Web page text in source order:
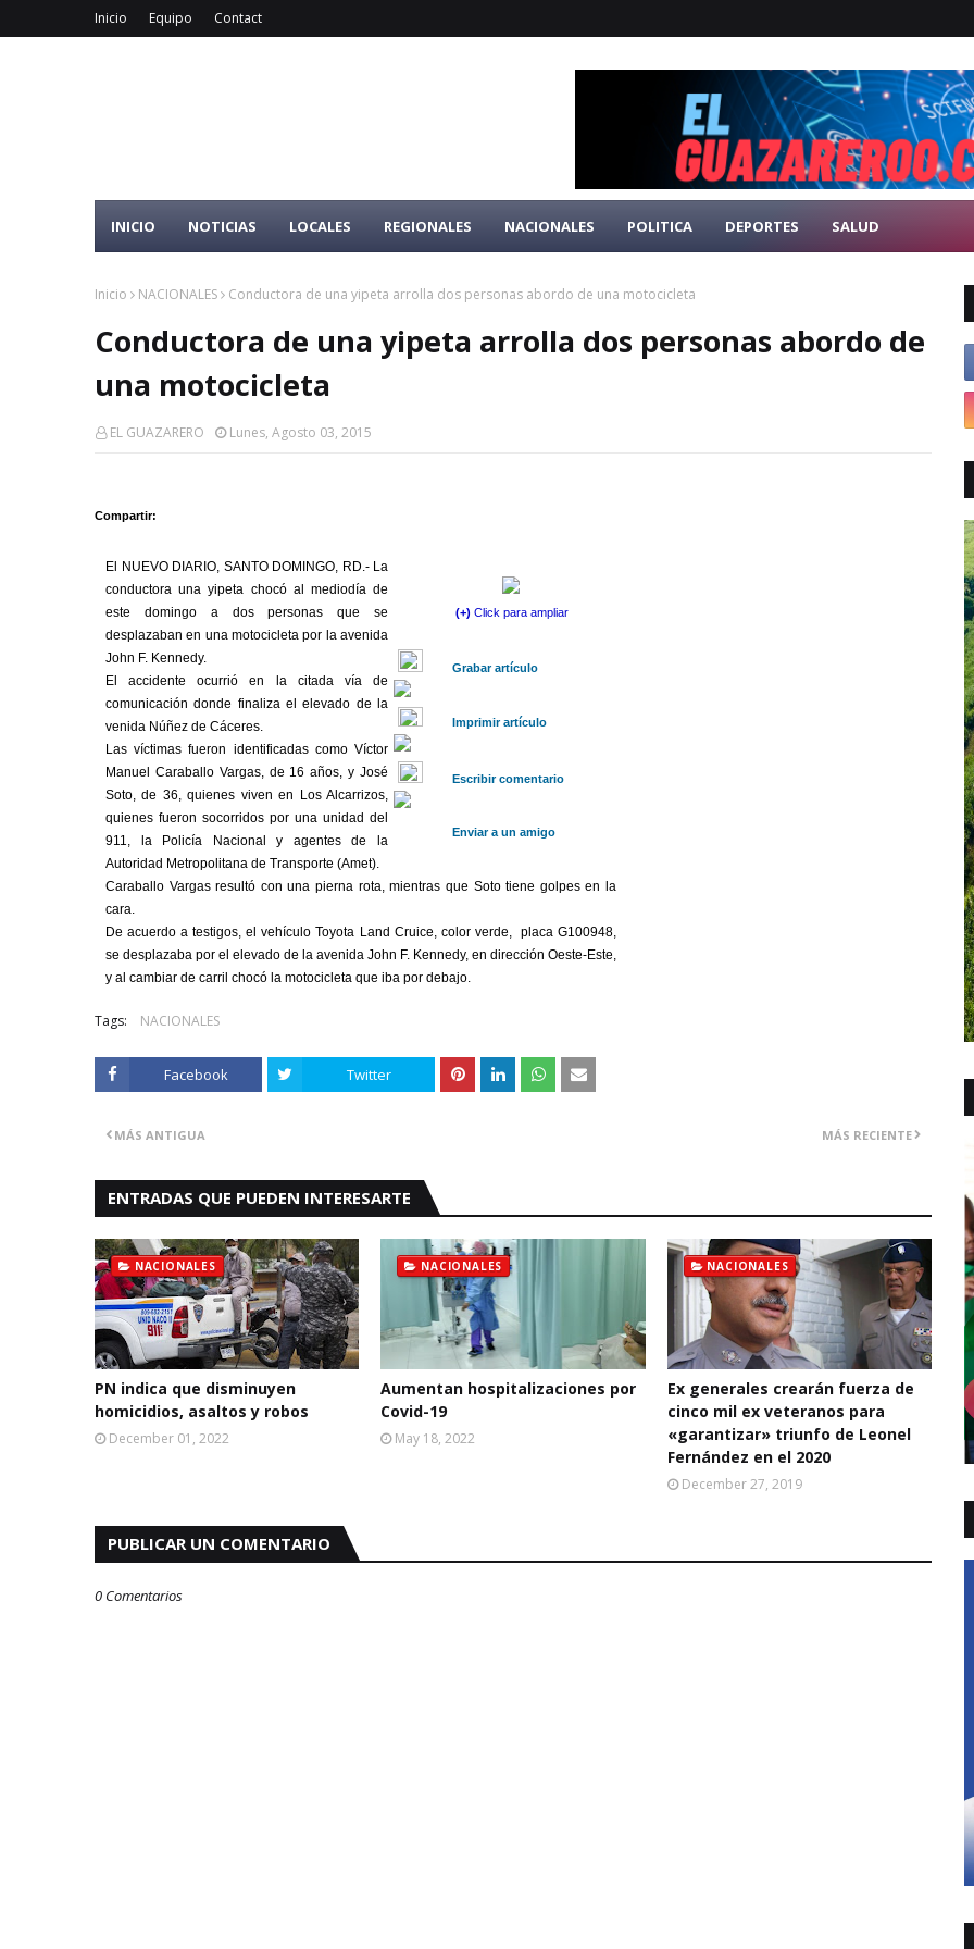
Inicio Equipo Contact
INICIO NOTICIAS LOCALES REGIONALES NACIONALES POLITICA DEPORTES SALUD
Inicio NACIONALES Conductora de una yipeta arrolla dos personas abordo de una motocicleta
Conductora de una yipeta arrolla dos personas abordo de
una motocicleta
EL GUAZARERO Lunes, Agosto 03, 2015
Compartir:
r
e
o
n
f
a
c
e
b
o
o
k
r
e
o
n
t
w
i
t
t
e
r
r
e
o
n
g
o
o
g
l
e
_
p
l
u
s
n
e
_
s
a
r
r
e
o
n
e
m
a
i
l
r
e
o
n
d
i
g
g
r
e
o
n
d
e
l
i
c
i
o
u
s
r
e
o
n
s
t
u
m
b
l
e
u
p
o
n
(+) Click para ampliar
Grabar artículo
Imprimir artículo
Escribir comentario
Enviar a un amigo
El NUEVO DIARIO, SANTO DOMINGO, RD.- La
conductora una yipeta chocó al mediodía de
este domingo a dos personas que se
desplazaban en una motocicleta por la avenida
John F. Kennedy.
El accidente ocurrió en la citada vía de
comunicación donde finaliza el elevado de la
venida Núñez de Cáceres.
Las víctimas fueron identificadas como Víctor
Manuel Caraballo Vargas, de 16 años, y José
Soto, de 36, quienes viven en Los Alcarrizos,
quienes fueron socorridos por una unidad del
911, la Policía Nacional y agentes de la
Autoridad Metropolitana de Transporte (Amet).
Caraballo Vargas resultó con una pierna rota, mientras que Soto tiene golpes en la
cara.
De acuerdo a testigos, el vehículo Toyota Land Cruice, color verde, placa G100948,
se desplazaba por el elevado de la avenida John F. Kennedy, en dirección Oeste-Este,
y al cambiar de carril chocó la motocicleta que iba por debajo.
Tags: NACIONALES
Facebook Twitter
MÁS RECIENTE
MÁS ANTIGUA
ENTRADAS QUE PUEDEN INTERESARTE
NACIONALES
PN indica que disminuyen
homicidios, asaltos y robos
December 01, 2022
NACIONALES
Aumentan hospitalizaciones por
Covid-19
May 18, 2022
NACIONALES
Ex generales crearán fuerza de
cinco mil ex veteranos para
«garantizar» triunfo de Leonel
Fernández en el 2020
December 27, 2019
PUBLICAR UN COMENTARIO
0 Comentarios